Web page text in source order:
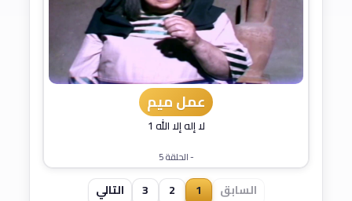
عمل ميم
لا إله إلا الله 1
- الحلقة 5
السابق 1
2
3 التالي